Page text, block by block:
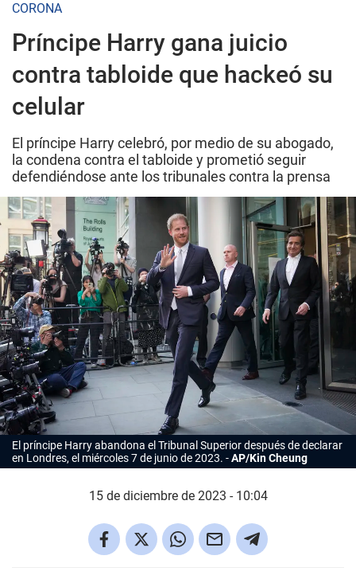
CORONA
Príncipe Harry gana juicio
contra tabloide que hackeó su
celular
El príncipe Harry celebró, por medio de su abogado,
la condena contra el tabloide y prometió seguir
defendiéndose ante los tribunales contra la prensa
El príncipe Harryabandona el Tribunal Superior después de declarar
en Londres, el miércoles 7 de junio de 2023.
AP/Kin Cheung
15 de diciembre de 2023 - 10:04